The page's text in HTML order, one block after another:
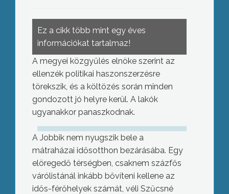
Ez a cikk több mint egy éves
információkat tartalmaz!
A megyei közgyűlés elnöke szerint az
ellenzék politikai haszonszerzésre
törekszik, és a költözés során minden
gondozott jó helyre kerül. A lakók
ugyanakkor panaszkodnak.
A Jobbik nem nyugszik bele a
mátraházai idősotthon bezárásába. Egy
elöregedő térségben, csaknem százfős
várólistánál inkább bővíteni kellene az
idős-férőhelyek számát, véli Szűcsné